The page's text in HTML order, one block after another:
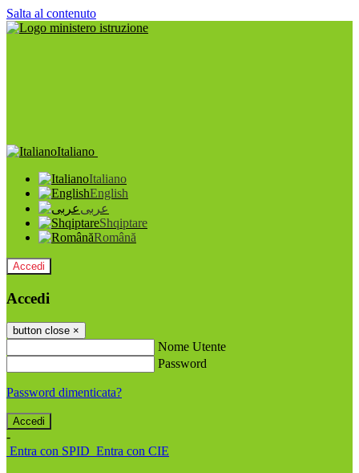
Salta al contenuto
Italiano
Italiano
English
عربى
Shqiptare
Română
Accedi
Accedi
button close ×
Nome Utente
Password
Password dimenticata?
-
Entra con SPID Entra con CIE